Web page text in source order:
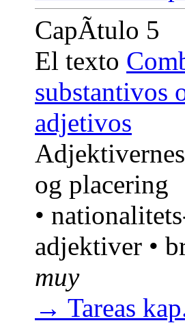
CapÃ­tulo 5
El texto
substantivos
adjetivos
og placering
•
adjektiver •
muy
→ Tareas